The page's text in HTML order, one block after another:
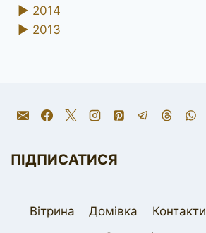
► 2014
► 2013
ПІДПИСАТИСЯ
Вітрина Домівка Контакти